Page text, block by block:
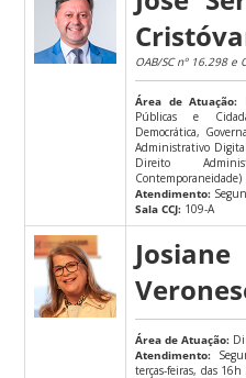
OAB/SC nº 16.298 e
Área de Atuação:
Públicas e
Democrática,
Administrativo
Direito
Contemporaneidade)
Atendimento:
Sala CCJ: 109-A
Área de Atuação:
Atendimento:
terças-feiras, das